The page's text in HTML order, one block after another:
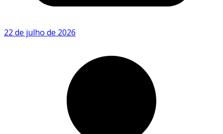
22 de julho de 2026